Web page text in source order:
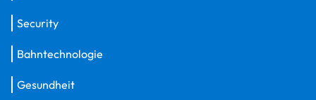
Security
Bahntechnologie
Gesundheit